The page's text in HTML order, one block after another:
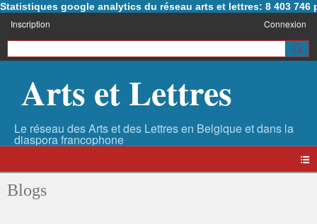
Statistiques google analytics du réseau arts et lettres: 8 403 746
Inscription Connexion
Arts et Lettres
Blogs